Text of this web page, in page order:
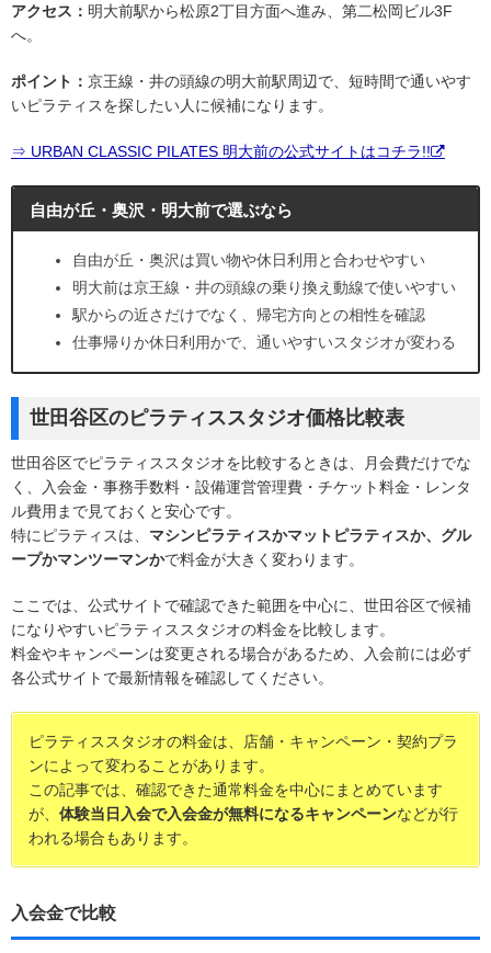
アクセス： 明大前駅から松原2丁目方面へ進み、第二松岡ビル3F
へ。
ポイント： 京王線・井の頭線の明大前駅周辺で、短時間で通いやす
いピラティスを探したい人に候補になります。
⇒ URBAN CLASSIC PILATES 明大前の公式サイトはコチラ!!
自由が丘・奥沢・明大前で選ぶなら
自由が丘・奥沢は買い物や休日利用と合わせやすい
明大前は京王線・井の頭線の乗り換え動線で使いやすい
駅からの近さだけでなく、帰宅方向との相性を確認
仕事帰りか休日利用かで、通いやすいスタジオが変わる
世田谷区のピラティススタジオ価格比較表
世田谷区でピラティススタジオを比較するときは、月会費だけでな
く、入会金・事務手数料・設備運営管理費・チケット料金・レンタ
ル費用まで見ておくと安心です。
特にピラティスは、 マシンピラティスかマットピラティスか、グル
ープかマンツーマンかで料金が大きく変わります。
ここでは、公式サイトで確認できた範囲を中心に、世田谷区で候補
になりやすいピラティススタジオの料金を比較します。
料金やキャンペーンは変更される場合があるため、入会前には必ず
各公式サイトで最新情報を確認してください。
ピラティススタジオの料金は、店舗・キャンペーン・契約プラ
ンによって変わることがあります。
この記事では、確認できた通常料金を中心にまとめています
が、 体験当日入会で入会金が無料になるキャンペーンなどが行
われる場合もあります。
入会金で比較